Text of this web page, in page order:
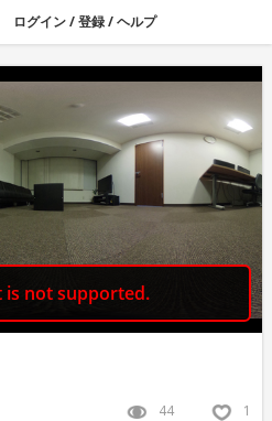
ログイン/登録/ヘルプ
44 1